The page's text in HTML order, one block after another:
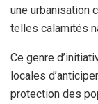
une urbanisation
telles calamités
Ce genre
locales
protection des